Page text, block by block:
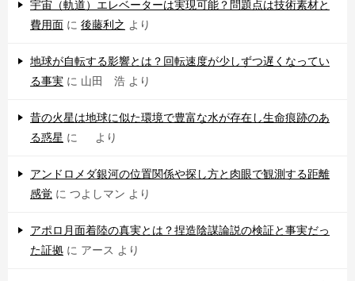
宇宙（軌道）エレベーターは実現可能？問題点は技術素材と
費用面 に 後藤利之 より
地球が自転する影響とは？回転速度が少しずつ遅くなってい
る事実 に 山田 浩 より
昔の火星は地球に似た環境で豊富な水が存在し生命痕跡のあ
る惑星 に より
アンドロメダ銀河の位置関係や探し方と肉眼で観測する距離
感覚 に つよしマン より
アポロ月面着陸の真実とは？捏造陰謀論説の検証と事実だっ
た証拠 に アース より